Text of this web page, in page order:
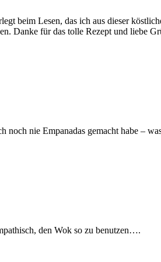
beim Lesen, das ich aus dieser
Danke für das tolle Rezept und liebe
nie Empanadas gemacht habe –
den Wok so zu benutzen….